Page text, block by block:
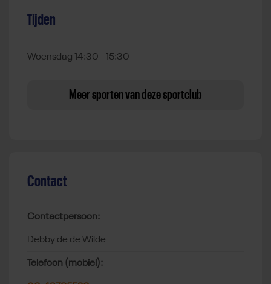
Tijden
Woensdag 14:30 - 15:30
Meer sporten van deze sportclub
Contact
Contactpersoon:
Debby de de Wilde
Telefoon (mobiel):